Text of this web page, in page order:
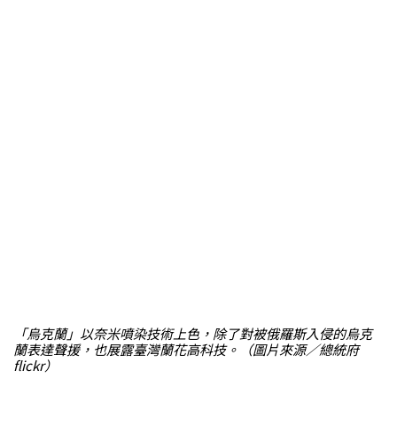
「烏克蘭」以奈米噴染技術上色，除了對被俄羅斯入侵的烏克
蘭表達聲援，也展露臺灣蘭花高科技。（圖片來源／總統府
flickr）